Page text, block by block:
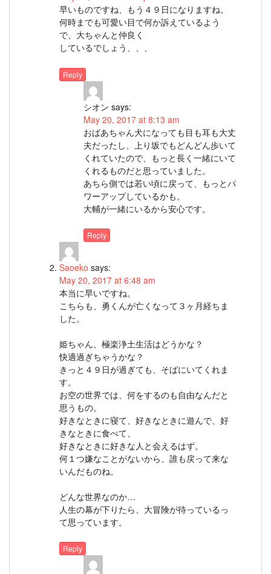
早いものですね、もう４９日になりますね。
何時までも可愛い目で何か訴えているよう
で、大ちゃんと仲良く
しているでしょう、、、
Reply
シオン says:
May 20, 2017 at 8:13 am
おばあちゃん犬になっても目も耳も大丈
夫だったし、上り坂でもどんどん歩いて
くれていたので、もっと長く一緒にいて
くれるものだと思っていました。
あちら側では若い頃に戻って、もっとパ
ワーアップしているかも。
大輔が一緒にいるから安心です。
Reply
Saoeko says:
May 20, 2017 at 6:48 am
本当に早いですね。
こちらも、勇くんが亡くなって３ヶ月経ちま
した。
姫ちゃん、極楽浄土生活はどうかな？
快適過ぎちゃうかな？
きっと４９日が過ぎても、そばにいてくれま
す。
お空の世界では、何をするのも自由なんだと
思うもの。
好きなときに寝て、好きなときに遊んで、好
きなときに食べて、
好きなときに好きな人と会えるはず。
何１つ嫌なことがないから、誰も戻って来な
いんだものね。
どんな世界なのか…
人生の幕が下りたら、大冒険が待っているっ
て思っています。
Reply